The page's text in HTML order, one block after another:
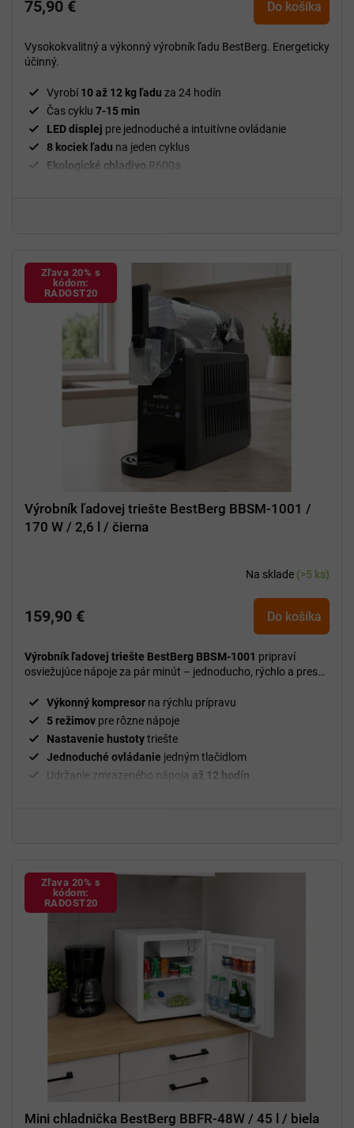
75,90 € Do košíka
Vysokokvalitný a výkonný výrobník ľadu BestBerg. Energeticky
účinný.
Vyrobí10 až 12 kg ľadu za 24 hodín
Čas cyklu 7-15 min
LED displej pre jednoduché a intuitívne ovládanie
8 kociek ľadu na jeden cyklus
Ekologické chladivo R600a
Zľava 20% s
kódom:
RADOST20
Výrobník ľadovej triešte BestBerg BBSM-1001 /
170 W / 2,6 l / čierna
Na sklade (>5 ks)
159,90 € Do košíka
Výrobník ľadovej triešte BestBerg BBSM-1001 pripraví
osviežujúce nápoje za pár minút – jednoducho, rýchlo a presne
Výkonný kompresor na rýchlu prípravu
5 režimov pre rôzne nápoje
Nastavenie hustotytriešte
Jednoduché ovládanie jedným tlačidlom
Udržanie zmrazeného nápoja až 12 hodín
Zľava 20% s
kódom:
RADOST20
Mini chladnička BestBerg BBFR-48W / 45 l / biela